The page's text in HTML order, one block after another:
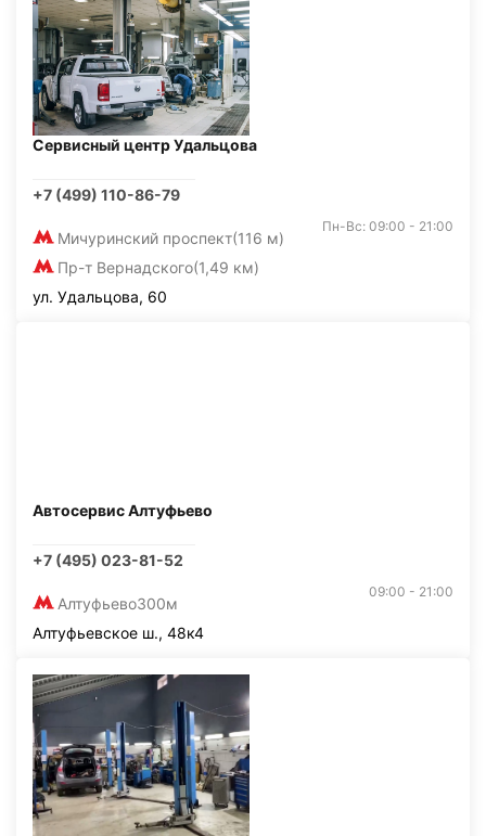
Сервисный центр Удальцова
+7 (499) 110-86-79
Мичуринский проспект(116 м)
Пр-т Вернадского(1,49 км)
Пн-Вс: 09:00 - 21:00
ул. Удальцова, 60
Автосервис Алтуфьево
+7 (495) 023-81-52
Алтуфьево300м
09:00 - 21:00
Алтуфьевское ш., 48к4